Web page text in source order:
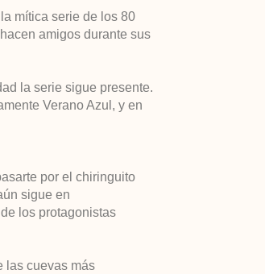
mítica serie de los 80
amigos durante sus
la serie sigue presente.
Verano Azul, y en
por el chiringuito
sigue en
los protagonistas
las cuevas más